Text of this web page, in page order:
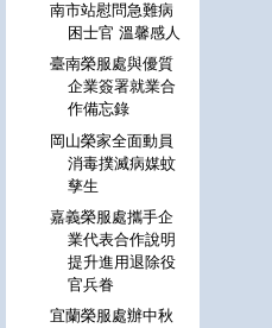
南市站慰問急難病
困士官 溫馨感人
臺南榮服處與優質
企業簽署就業合
作備忘錄
岡山榮家全面動員
消毒撲滅病媒蚊
孳生
嘉義榮服處攜手企
業代表合作說明
提升進用退除役
官兵眷
宜蘭榮服處辦中秋